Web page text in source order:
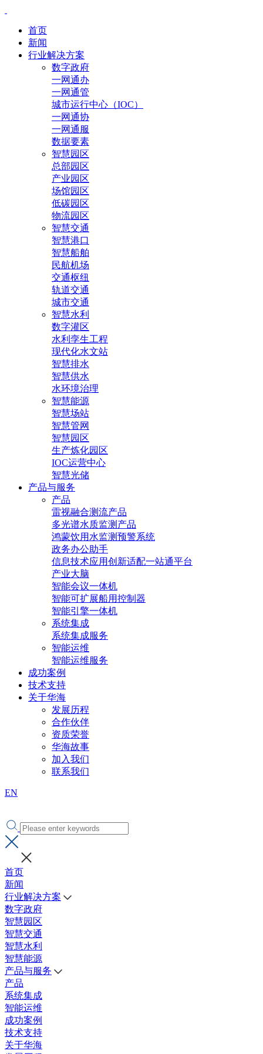
首页
新闻
行业解决方案
数字政府
一网通办
一网通管
城市运行中心（IOC）
一网通协
一网通服
数据要素
智慧园区
总部园区
产业园区
场馆园区
低碳园区
物流园区
智慧交通
智慧港口
智慧船舶
民航机场
交通枢纽
轨道交通
城市交通
智慧水利
数字灌区
水利孪生工程
现代化水文站
智慧排水
智慧供水
水环境治理
智慧能源
智慧场站
智慧管网
智慧园区
生产炼化园区
IOC运营中心
智慧光储
产品与服务
产品
雷视融合测流产品
多光谱水质监测产品
鸿蒙饮用水监测预警系统
政务办公助手
信息技术应用创新适配一站通平台
产业大脑
智能会议一体机
智能可扩展船用控制器
智能引擎一体机
系统集成
系统集成服务
智能运维
智能运维服务
成功案例
技术支持
关于华海
发展历程
合作伙伴
资质荣誉
华海故事
加入我们
联系我们
EN
首页
新闻
行业解决方案
数字政府
智慧园区
智慧交通
智慧水利
智慧能源
产品与服务
产品
系统集成
智能运维
成功案例
技术支持
关于华海